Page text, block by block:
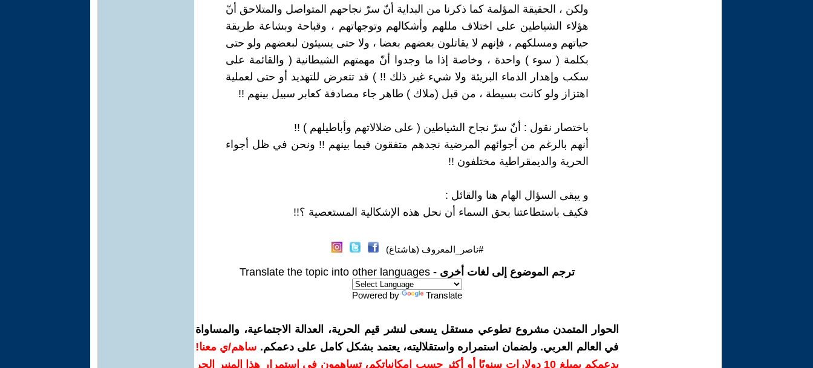
ولكن ، الحقيقة المؤلمة كما ذكرنا من البداية أنّ سرّ نجاحهم المتواصل والمتلاحق أنّ
هؤلاء الشياطين على اختلاف مللهم وأشكالهم وتوجهاتهم ، وقباحة وبشاعة طريقة
حياتهم ومسلكهم ، فإنهم لا يقاتلون بعضهم بعضا ، ولا حتى يسيئون لبعضهم ولو حتى
بكلمة ( سوء ) واحدة ، وخاصة إذا ما وجدوا أنّ مهمتهم الشيطانية ( والقائمة على
سكب وإهدار الدماء البريئة ولا شيء غير ذلك !! ) قد تتعرض للتهديد أو حتى لعملية
اهتزاز ولو كانت بسيطة ، من قبل (ملاك ) طاهر جاء مصادفة كعابر سبيل بينهم !!
باختصار نقول : أنّ سرّ نجاح الشياطين ( على ضلالاتهم وأباطيلهم ) !!
أنهم بالرغم من أجوائهم المرضية نجدهم متفقون فيما بينهم !! ونحن في ظل أجواء
الحرية والديمقراطية مختلفون !!
و يبقى السؤال الهام هنا والقائل :
فكيف باستطاعتنا بحق السماء أن نحل هذه الإشكالية المستعصية ؟!!
#ناصر_المعروف (هاشتاغ)
ترجم الموضوع إلى لغات أخرى - Translate the topic into other languages
Powered by Translate
الحوار المتمدن مشروع تطوعي مستقل يسعى لنشر قيم الحرية، العدالة الاجتماعية، والمساواة
في العالم العربي. ولضمان استمراره واستقلاليته، يعتمد بشكل كامل على دعمكم. ساهم/ي معنا!
بدعمكم بمبلغ 10 دولارات سنويًا أو أكثر حسب إمكانياتكم، تساهمون في استمرار هذا المنبر الحر